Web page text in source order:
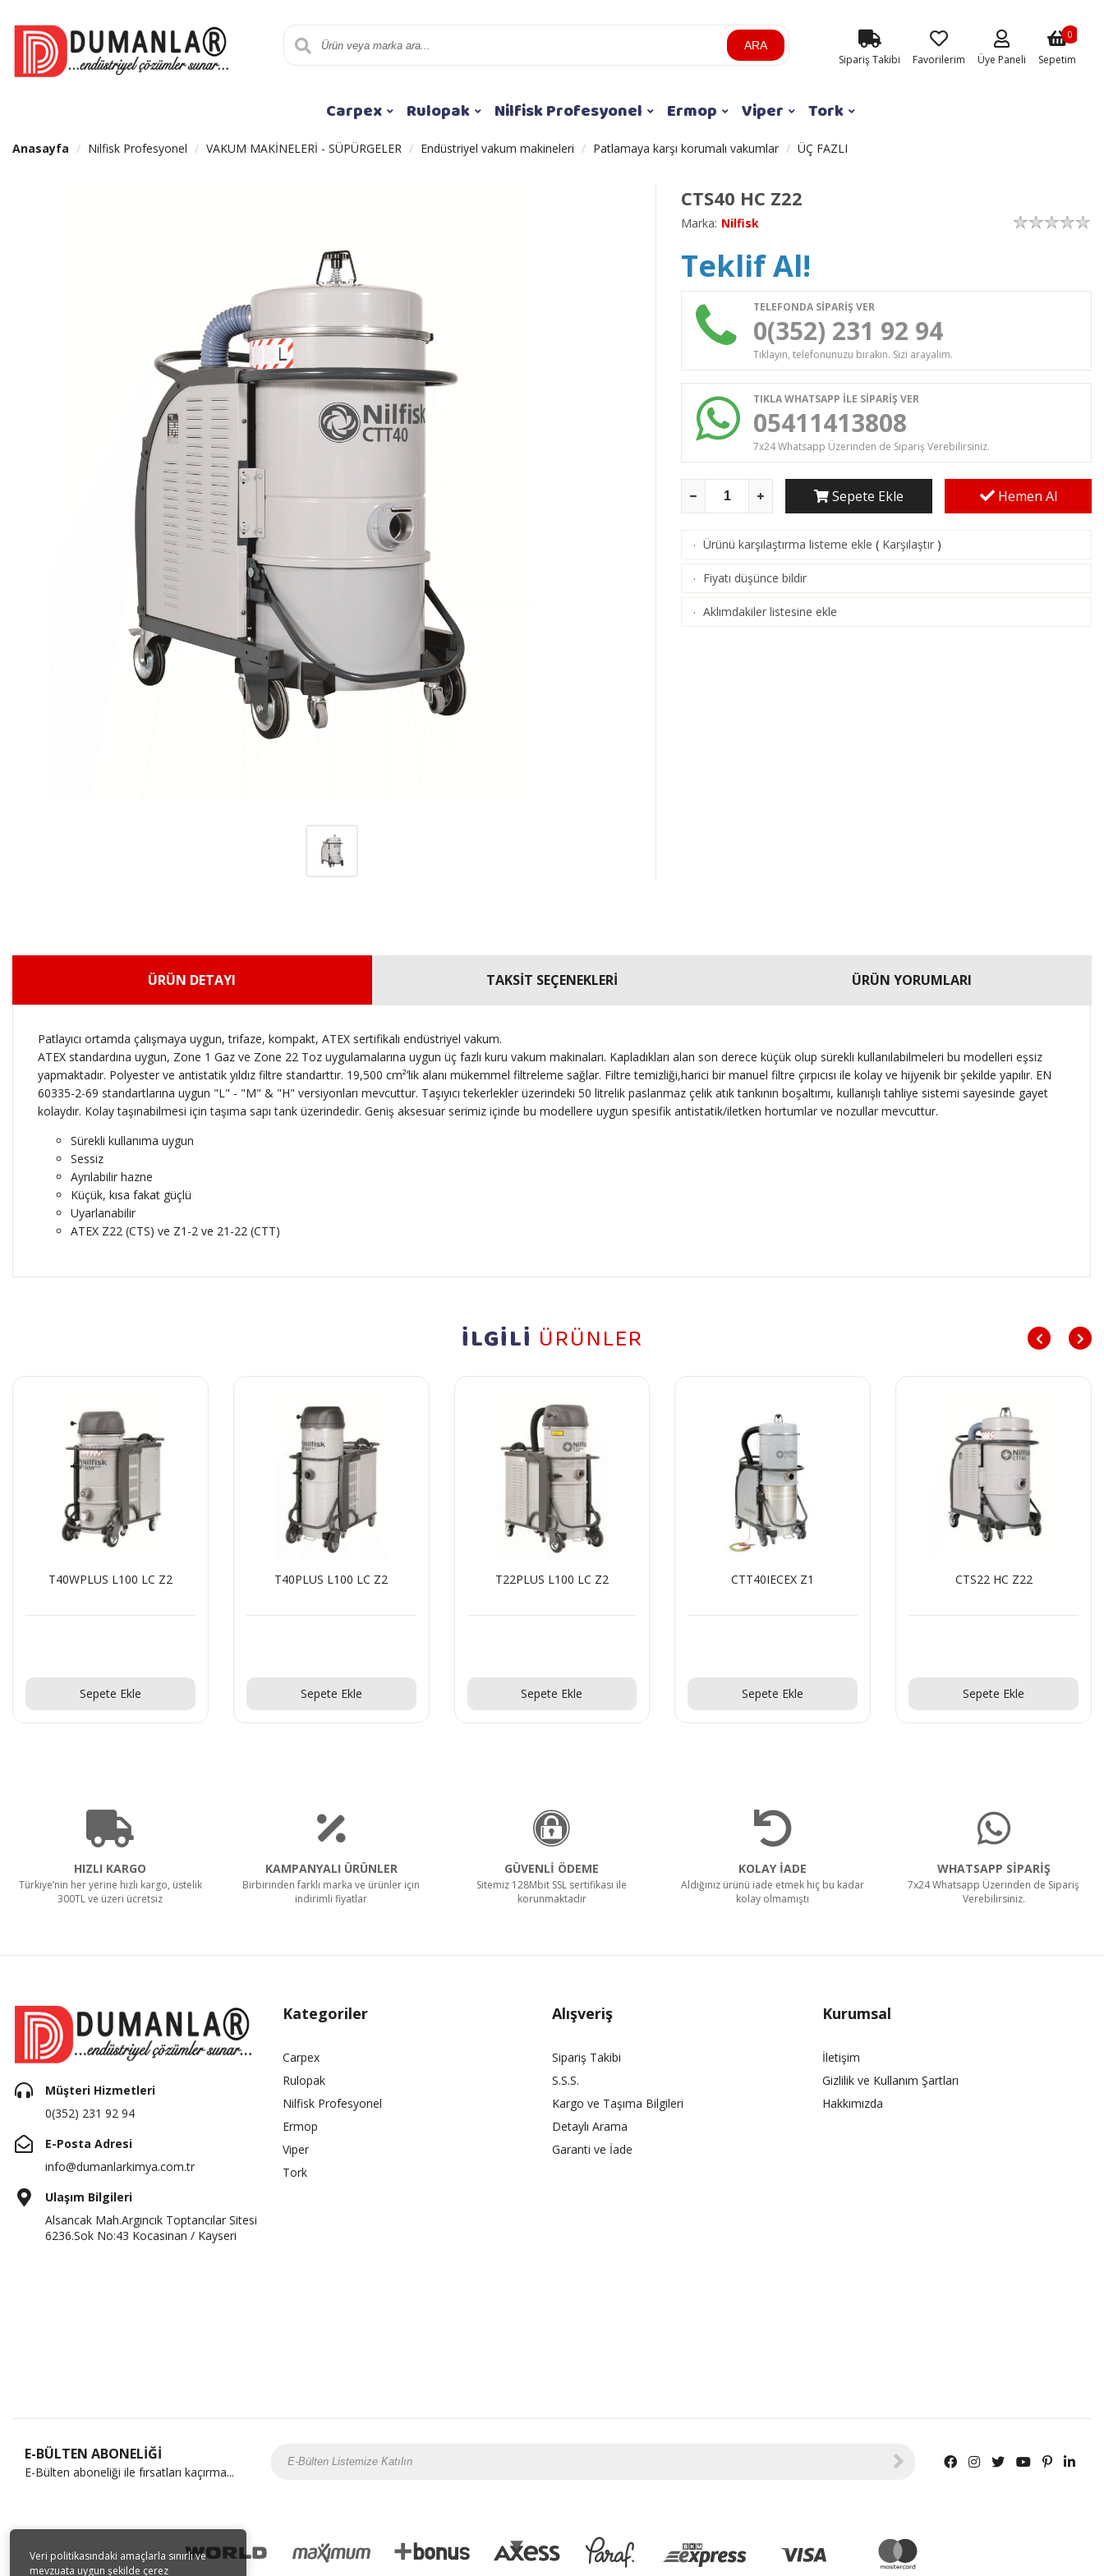
Veri politikasındaki amaçlarla sınırlı ve
mevzuata uygun şekilde çerez
ARA
Sipariş Takibi Favorilerim Üye Paneli Sepetim
0
Carpex Rulopak Nilfisk Profesyonel Ermop Viper Tork
Anasayfa Nilfisk Profesyonel VAKUM MAKİNELERİ - SÜPÜRGELER Endüstriyel vakum makineleri Patlamaya karşı korumalı vakumlar ÜÇ FAZLI
CTS40 HC Z22
Marka: Nilfisk
Teklif Al!
TELEFONDA SİPARİŞ VER
0(352) 231 92 94
Tıklayın, telefonunuzu bırakın. Sizi arayalım.
TIKLA WHATSAPP İLE SİPARİŞ VER
05411413808
7x24 Whatsapp Üzerinden de Sipariş Verebilirsiniz.
Sepete Ekle Hemen Al
· Ürünü karşılaştırma listeme ekle ( Karşılaştır )
· Fiyatı düşünce bildir
· Aklımdakiler listesine ekle
ÜRÜN DETAYI TAKSİT SEÇENEKLERİ ÜRÜN YORUMLARI
Patlayıcı ortamda çalışmaya uygun, trifaze, kompakt, ATEX sertifikalı endüstriyel vakum.
ATEX standardına uygun, Zone 1 Gaz ve Zone 22 Toz uygulamalarına uygun üç fazlı kuru vakum makinaları. Kapladıkları alan son derece küçük olup sürekli kullanılabilmeleri bu modelleri eşsiz
yapmaktadır. Polyester ve antistatik yıldız filtre standarttır. 19,500 cm²’lik alanı mükemmel filtreleme sağlar. Filtre temizliği,harici bir manuel filtre çırpıcısı ile kolay ve hijyenik bir şekilde yapılır. EN
60335-2-69 standartlarına uygun "L" - "M" & "H" versiyonları mevcuttur. Taşıyıcı tekerlekler üzerindeki 50 litrelik paslanmaz çelik atık tankının boşaltımı, kullanışlı tahliye sistemi sayesinde gayet
kolaydır. Kolay taşınabilmesi için taşıma sapı tank üzerindedir. Geniş aksesuar serimiz içinde bu modellere uygun spesifik antistatik/iletken hortumlar ve nozullar mevcuttur.
Sürekli kullanıma uygun
Sessiz
Ayrılabilir hazne
Küçük, kısa fakat güçlü
Uyarlanabilir
ATEX Z22 (CTS) ve Z1-2 ve 21-22 (CTT)
İLGİLİ ÜRÜNLER
T40WPLUS L100 LC Z2
Sepete Ekle
T40PLUS L100 LC Z2
Sepete Ekle
T22PLUS L100 LC Z2
Sepete Ekle
CTT40IECEX Z1
Sepete Ekle
CTS22 HC Z22
Sepete Ekle
HIZLI KARGO
Türkiye’nin her yerine hızlı kargo, üstelik
300TL ve üzeri ücretsiz
KAMPANYALI ÜRÜNLER
Birbirinden farklı marka ve ürünler için
indirimli fiyatlar
GÜVENLİ ÖDEME
Sitemiz 128Mbit SSL sertifikası ile
korunmaktadır
KOLAY İADE
Aldığınız ürünü iade etmek hiç bu kadar
kolay olmamıştı
WHATSAPP SİPARİŞ
7x24 Whatsapp Üzerinden de Sipariş
Verebilirsiniz.
Müşteri Hizmetleri
0(352) 231 92 94
E-Posta Adresi
info@dumanlarkimya.com.tr
Ulaşım Bilgileri
Alsancak Mah.Argıncık Toptancılar Sitesi
6236.Sok No:43 Kocasinan / Kayseri
Kategoriler
Carpex
Rulopak
Nilfisk Profesyonel
Ermop
Viper
Tork
Alışveriş
Sipariş Takibi
S.S.S.
Kargo ve Taşıma Bilgileri
Detaylı Arama
Garanti ve İade
Kurumsal
İletişim
Gizlilik ve Kullanım Şartları
Hakkımızda
E-BÜLTEN ABONELİĞİ
E-Bülten aboneliği ile fırsatları kaçırma...